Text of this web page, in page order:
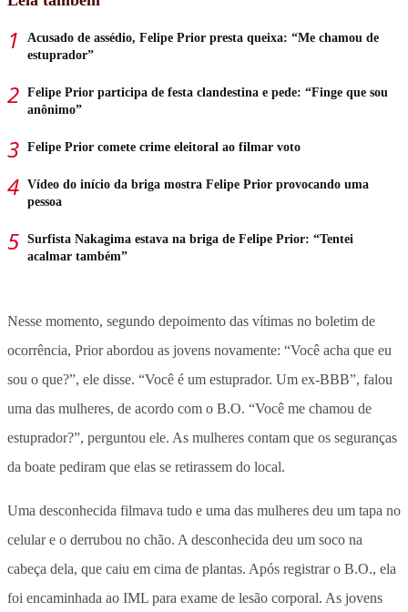
Acusado de assédio, Felipe Prior presta queixa: “Me chamou de
estuprador”
Felipe Prior participa de festa clandestina e pede: “Finge que sou
anônimo”
Felipe Prior comete crime eleitoral ao filmar voto
Vídeo do início da briga mostra Felipe Prior provocando uma
pessoa
Surfista Nakagima estava na briga de Felipe Prior: “Tentei
acalmar também”
Nesse momento, segundo depoimento das vítimas no boletim de
ocorrência, Prior abordou as jovens novamente: “Você acha que eu
sou o que?”, ele disse. “Você é um estuprador. Um ex-BBB”, falou
uma das mulheres, de acordo com o B.O. “Você me chamou de
estuprador?”, perguntou ele. As mulheres contam que os seguranças
da boate pediram que elas se retirassem do local.
Uma desconhecida filmava tudo e uma das mulheres deu um tapa no
celular e o derrubou no chão. A desconhecida deu um soco na
cabeça dela, que caiu em cima de plantas. Após registrar o B.O., ela
foi encaminhada ao IML para exame de lesão corporal. As jovens